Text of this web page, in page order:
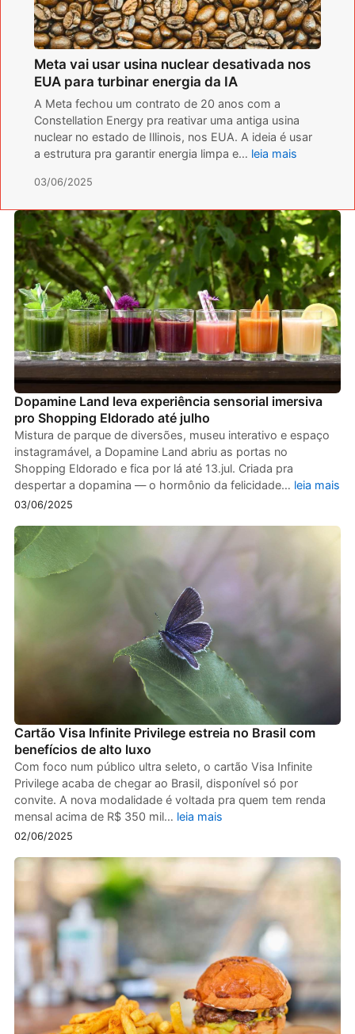
Meta vai usar usina nuclear desativada nos
EUA para turbinar energia da IA
A Meta fechou um contrato de 20 anos com a
Constellation Energy pra reativar uma antiga usina
nuclear no estado de Illinois, nos EUA. A ideia é usar
a estrutura pra garantir energia limpa e… leia mais
03/06/2025
Dopamine Land leva experiência sensorial imersiva
pro Shopping Eldorado até julho
Mistura de parque de diversões, museu interativo e espaço
instagramável, a Dopamine Land abriu as portas no
Shopping Eldorado e fica por lá até 13.jul. Criada pra
despertar a dopamina — o hormônio da felicidade… leia mais
03/06/2025
Cartão Visa Infinite Privilege estreia no Brasil com
benefícios de alto luxo
Com foco num público ultra seleto, o cartão Visa Infinite
Privilege acaba de chegar ao Brasil, disponível só por
convite. A nova modalidade é voltada pra quem tem renda
mensal acima de R$ 350 mil… leia mais
02/06/2025